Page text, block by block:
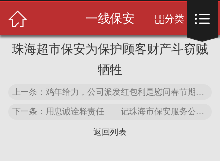
关于我们
服务中心
服务案例
 一线保安 分类 
珠海超市保安为保护顾客财产斗窃贼
牺牲
上一条：鸡年给力，公司派发红包利是慰问春节期间坚守岗位的基层保安员
下一条：用忠诚诠释责任——记珠海市保安服务公司第二巡防大队大队长冯雄英
返回列表